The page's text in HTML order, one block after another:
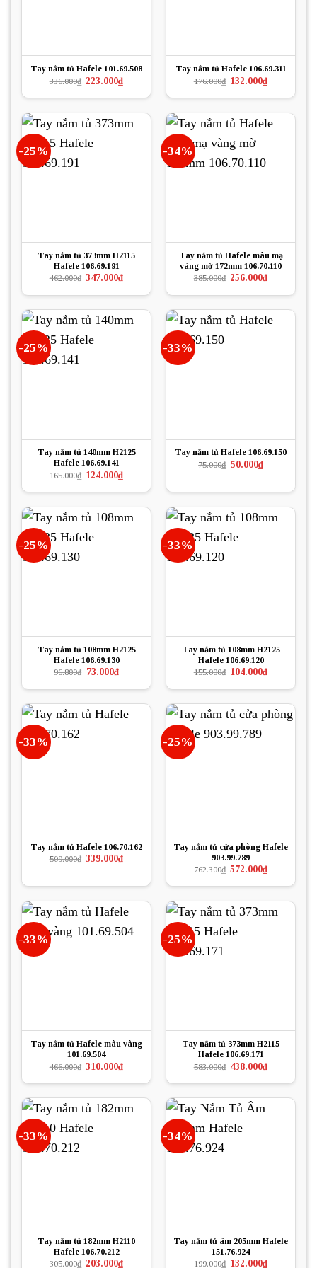
Tay nắm tủ Hafele 101.69.508
336.000₫ Giá
là:
223.000₫Giá
hiện
tại
223.000₫.
Tay nắm tủ Hafele 106.69.311
176.000₫ Giá
là:
132.000₫Giá
hiện
tại
132.000₫.
-25%
Tay nắm tủ 373mm H2115
Hafele 106.69.191
462.000₫ Giá
là:
347.000₫Giá
hiện
tại
347.000₫.
-34%
Tay nắm tủ Hafele màu mạ
vàng mờ 172mm 106.70.110
385.000₫ Giá
là:
256.000₫Giá
hiện
tại
256.000₫.
-25%
Tay nắm tủ 140mm H2125
Hafele 106.69.141
165.000₫ Giá
là:
124.000₫Giá
hiện
tại
124.000₫.
-33%
Tay nắm tủ Hafele 106.69.150
75.000₫ Giá
50.000₫Giá
hiện
-25%
Tay nắm tủ 108mm H2125
Hafele 106.69.130
96.800₫ Giá
là:
73.000₫Giá
hiện
tại
73.000₫.
-33%
Tay nắm tủ 108mm H2125
Hafele 106.69.120
155.000₫ Giá
là:
104.000₫Giá
hiện
tại
104.000₫.
-33%
Tay nắm tủ Hafele 106.70.162
509.000₫ Giá
339.000₫Giá
hiện
-25%
Tay nắm tủ cửa phòng Hafele
903.99.789
762.300₫ Giá
là:
572.000₫Giá
hiện
tại
572.000₫.
-33%
Tay nắm tủ Hafele màu vàng
101.69.504
466.000₫ Giá
là:
310.000₫Giá
hiện
tại
310.000₫.
-25%
Tay nắm tủ 373mm H2115
Hafele 106.69.171
583.000₫ Giá
là:
438.000₫Giá
hiện
tại
438.000₫.
-33%
Tay nắm tủ 182mm H2110
Hafele 106.70.212
305.000₫ Giá
203.000₫Giá
-34%
Tay nắm tủ âm 205mm Hafele
151.76.924
199.000₫ Giá
132.000₫Giá